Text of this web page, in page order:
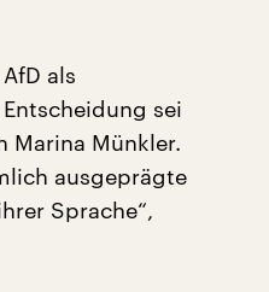
als
sei
Marina Münkler.
ausgeprägte
Sprache“,